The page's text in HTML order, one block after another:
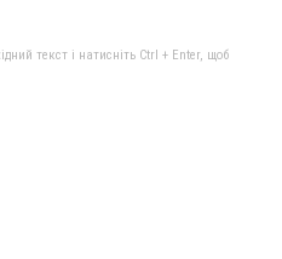
текст і натисніть Ctrl + Enter, щоб